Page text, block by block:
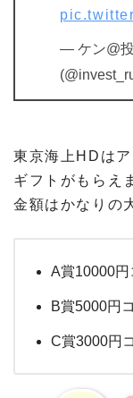
— ケン@
東京海上HDは
ギフトがもらえ
金額はかなりの
A賞10000円
B賞5000円
C賞3000円